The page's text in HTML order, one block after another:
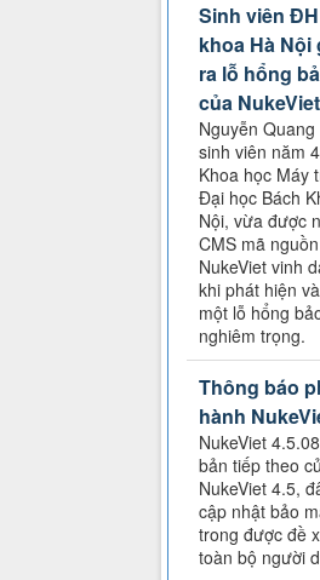
Sinh viên
khoa Hà Nội
ra lỗ hổng
của NukeViet
Nguyễn Quang
sinh viên năm
Khoa học Máy
Đại học Bách
Nội, vừa được
CMS mã
NukeViet vinh
khi phát hiện
một lỗ hổng
nghiêm trọng.
Thông báo
hành
NukeViet
bản tiếp theo
NukeViet 4.5,
cập nhật bảo
trong được đề
toàn bộ người